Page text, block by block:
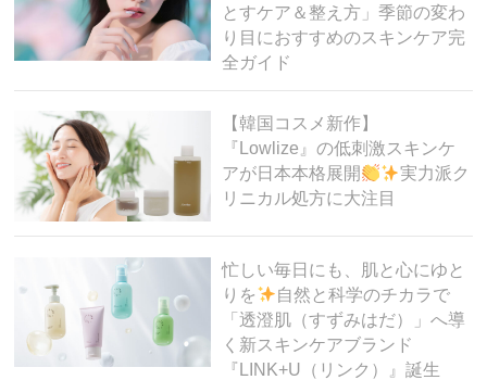
とすケア＆整え方」季節の変わ
り目におすすめのスキンケア完
全ガイド
【韓国コスメ新作】
『Lowlize』の低刺激スキンケ
アが日本本格展開
実力派ク
リニカル処方に大注目
忙しい毎日にも、肌と心にゆと
りを
自然と科学のチカラで
「透澄肌（すずみはだ）」へ導
く新スキンケアブランド
『LINK+U（リンク）』誕生